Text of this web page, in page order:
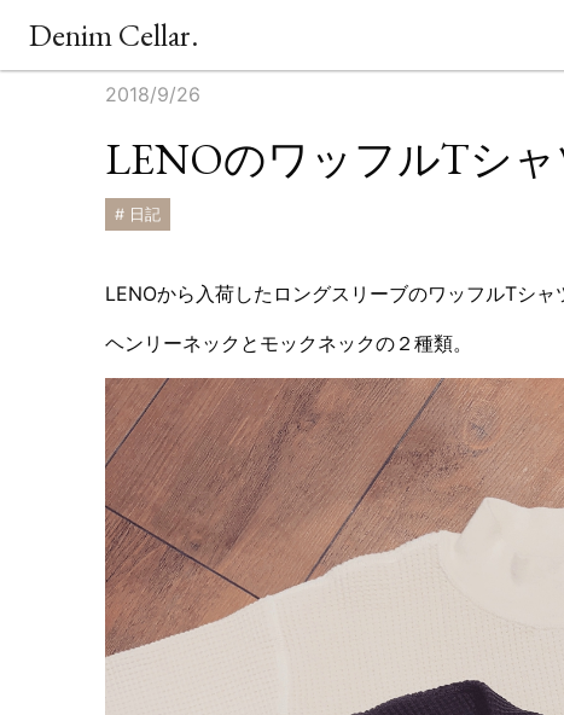
Denim Cellar.
2018/9/26
LENOのワッフルTシャ
# 日記
LENOから入荷したロングスリーブのワッフルTシャ
ヘンリーネックとモックネックの２種類。